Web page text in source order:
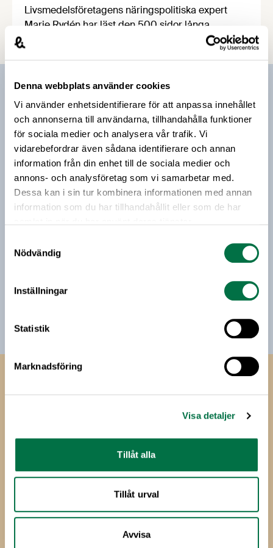
Denna webbplats använder cookies
Vi använder enhetsidentifierare för att anpassa innehållet
och annonserna till användarna, tillhandahålla funktioner
för sociala medier och analysera vår trafik. Vi
vidarebefordrar även sådana identifierare och annan
information från din enhet till de sociala medier och
annons- och analysföretag som vi samarbetar med.
Dessa kan i sin tur kombinera informationen med annan
information som du har tillhandahållit eller som de har
Nödvändig
Inställningar
Statistik
Marknadsföring
Visa detaljer
Tillåt alla
Tillåt urval
Avvisa
Livsmedelsföretagens näringspolitiska expert
Marie Rydén har läst den 500 sidor långa
plastutredningen som Åsa Stenmarck tagit fram
till miljöministern. Marie har identifierat de för
utredningen och sammanfattat dem.
Prenumerera på vårt nyhetsbrev
Vårt nyhetsbrev kommer ut 3-4 gånger i månaden och
riktar sig till alla med ett intresse för
livsmedelsföretagande och den svenska
livsmedelsbranschen. När du anmäler dig till vårt
nyhetsbrev godkänner du Livsmedelsföretagens
hantering av personuppgifter.
till min inkorg. Livsmedelsföretagen ska inte dela eller
sälja min personliga information. Jag kan när som helst